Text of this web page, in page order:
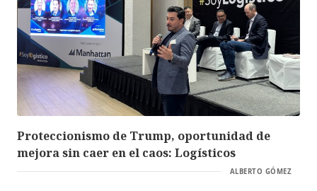
Proteccionismo de Trump, oportunidad de
mejora sin caer en el caos: Logísticos
ALBERTO GÓMEZ